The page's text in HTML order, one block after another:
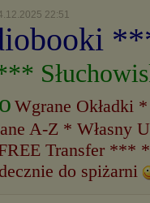
22:51
Wgrane Okładki
A-Z * Własny
FREE Transfer
do spiżarni